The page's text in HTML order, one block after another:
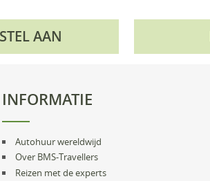
AAN
INFORMATIE
Autohuur wereldwijd
Over BMS-Travellers
Reizen met de experts